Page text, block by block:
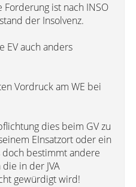
Forderung ist nach INSO
der Insolvenz.
EV auch anders
Vordruck am WE bei
dies beim GV zu
EInsatzort oder ein
bestimmt andere
in der JVA
gewürdigt wird!